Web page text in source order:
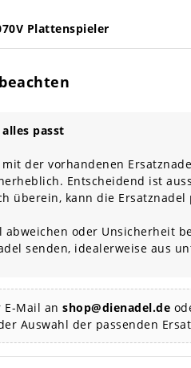
Plattenspieler
passt
der vorhandenen
Entscheidend ist
überein, kann die
abweichen oder Unsicherheit
senden, idealerweise aus
Mail an shop@dienadel.de
Auswahl der passenden